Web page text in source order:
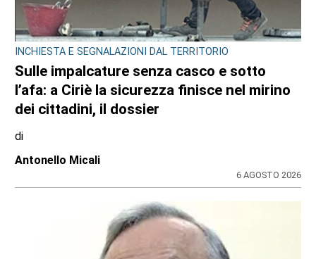
INCHIESTA E SEGNALAZIONI DAL TERRITORIO
Sulle impalcature senza casco e sotto
l’afa: a Ciriè la sicurezza finisce nel mirino
dei cittadini, il dossier
di
Antonello Micali
6 AGOSTO 2026